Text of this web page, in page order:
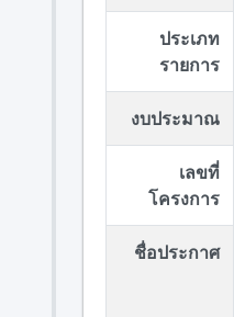
ประเภท
รายการ
งบประมาณ
เลขที่
โครงการ
ชื่อประกาศ